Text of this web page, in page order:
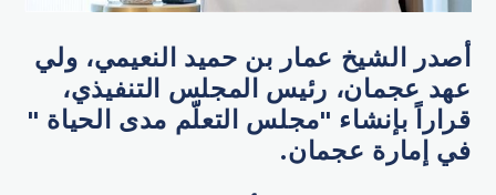
أصدر الشيخ عمار بن حميد النعيمي، ولي
عهد عجمان، رئيس المجلس التنفيذي،
قراراً بإنشاء "مجلس التعلّم مدى الحياة "
في إمارة عجمان.